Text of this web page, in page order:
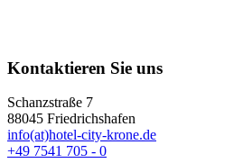
Kontaktieren Sie uns
Schanzstraße 7
88045 Friedrichshafen
info(at)hotel-city-krone.de
+49 7541 705 - 0